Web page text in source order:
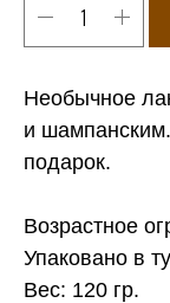
Необычное
и
подарок.
Возрастное
Упаковано в
Вес: 120 гр.